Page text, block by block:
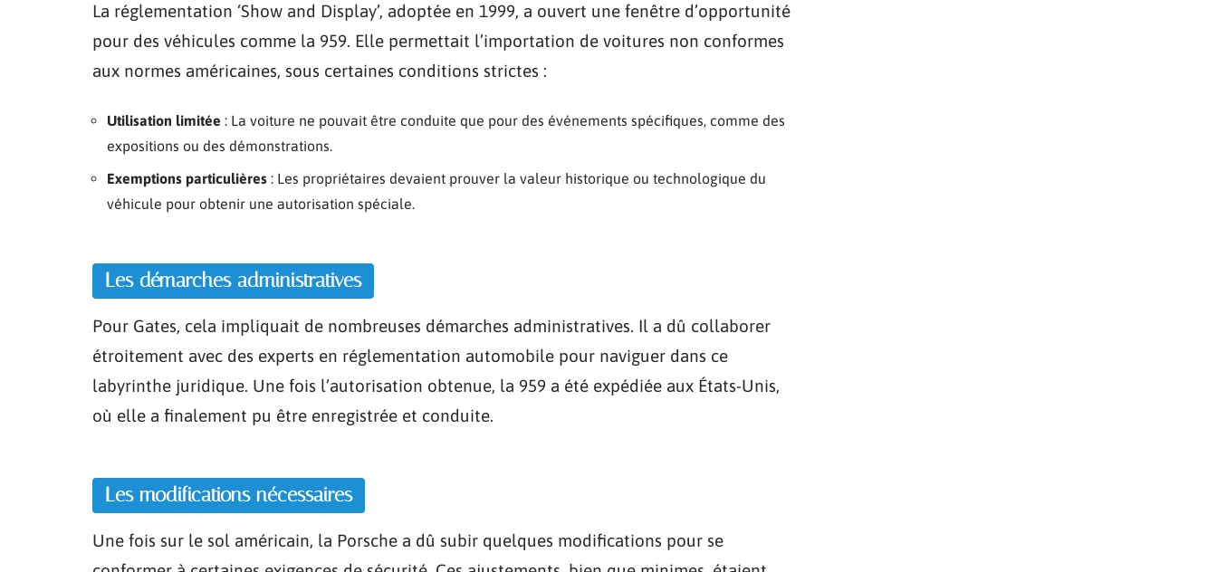
La réglementation ‘Show and Display’, adoptée en 1999, a ouvert une fenêtre d’opportunité
pour des véhicules comme la 959. Elle permettait l’importation de voitures non conformes
aux normes américaines, sous certaines conditions strictes :
Utilisation limitée : La voiture ne pouvait être conduite que pour des événements spécifiques, comme des
expositions ou des démonstrations.
Exemptions particulières : Les propriétaires devaient prouver la valeur historique ou technologique du
véhicule pour obtenir une autorisation spéciale.
Les démarches administratives
Pour Gates, cela impliquait de nombreuses démarches administratives. Il a dû collaborer
étroitement avec des experts en réglementation automobile pour naviguer dans ce
labyrinthe juridique. Une fois l’autorisation obtenue, la 959 a été expédiée aux États-Unis,
où elle a finalement pu être enregistrée et conduite.
Les modifications nécessaires
Une fois sur le sol américain, la Porsche a dû subir quelques modifications pour se